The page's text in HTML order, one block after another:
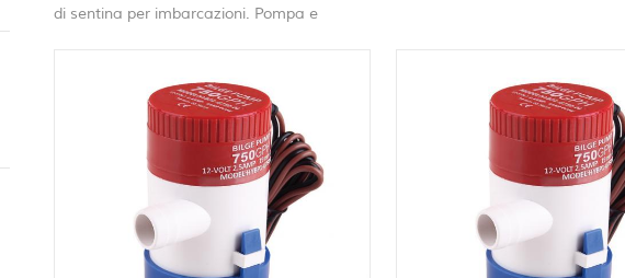
di sentina per imbarcazioni. Pompa e
galleggiante aggiuntivo. Pompa di sentina
12V si accende quando il livello dell'acqua
sale e si spegne quando l'acqua viene